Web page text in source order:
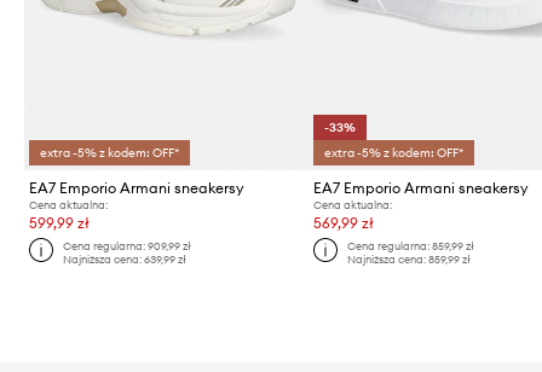
extra -5% z kodem: OFF*
EA7 Emporio Armani sneakersy
Cena aktualna:
599,99 zł
Cena regularna:909,99 zł
Najniższa cena:639,99 zł
-33%
extra -5% z kodem: OFF*
EA7 Emporio Armani sneakersy
Cena aktualna:
569,99 zł
Cena regularna: 859,99 zł
Najniższa cena: 859,99 zł